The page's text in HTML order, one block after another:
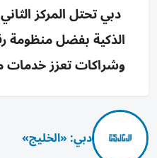
دبي تحتل المركز
الذكية بفضل منظومة
وشراكات تعزز خدمات
دبي: «الخليج»